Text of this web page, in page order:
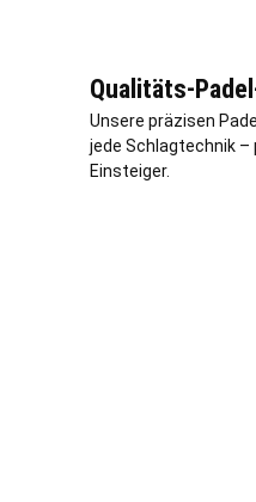
Qualitäts-
Unsere präzisen
jede Schlagtechnik
Einsteiger.